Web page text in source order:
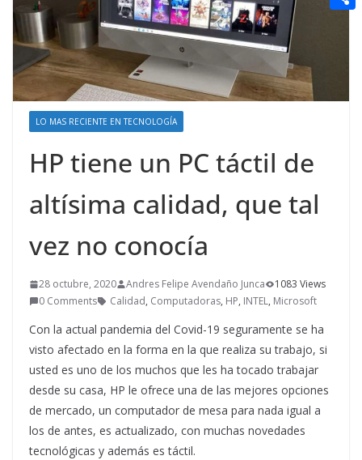
LO MAS RECIENTE EN TECNOLOGÍA
HP tiene un PC táctil de
altísima calidad, que tal
vez no conocía
28 octubre, 2020 Andres Felipe Avendaño Junca
1083 Views
0 Comments
Calidad, Computadoras, HP, INTEL, Microsoft
Con la actual pandemia del Covid-19 seguramente se ha
visto afectado en la forma en la que realiza su trabajo, si
usted es uno de los muchos que les ha tocado trabajar
desde su casa, HP le ofrece una de las mejores opciones
de mercado, un computador de mesa para nada igual a
los de antes, es actualizado, con muchas novedades
tecnológicas y además es táctil.
n
s
a
p